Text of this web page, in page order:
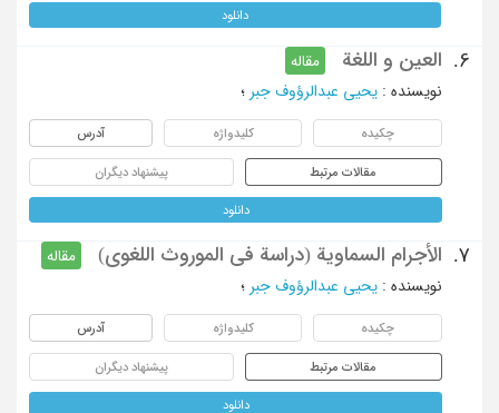
دانلود
6. العین و اللغة
مقاله
نویسنده : یحیی عبدالرؤوف جبر ؛
چکیده کلیدواژه آدرس
مقالات مرتبط پیشنهاد دیگران
دانلود
7. الأجرام السماویة (دراسة فی الموروث اللغوی)
مقاله
نویسنده : یحیی عبدالرؤوف جبر ؛
چکیده کلیدواژه آدرس
مقالات مرتبط پیشنهاد دیگران
دانلود